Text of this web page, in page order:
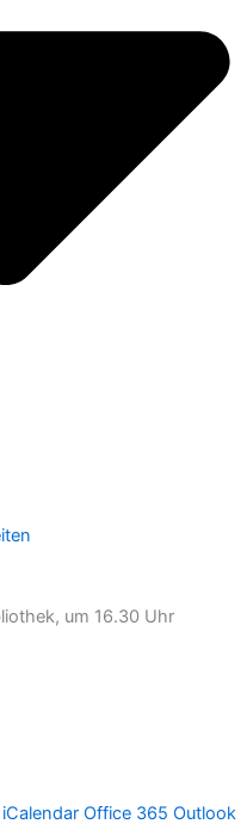
um 16.30 Uhr
iCalendar Office 365 Outlook